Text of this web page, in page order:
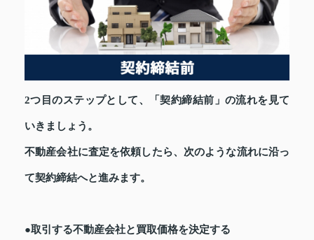
2つ目のステップとして、「契約締結前」の流れを見て
いきましょう。
不動産会社に査定を依頼したら、次のような流れに沿っ
て契約締結へと進みます。
●取引する不動産会社と買取価格を決定する